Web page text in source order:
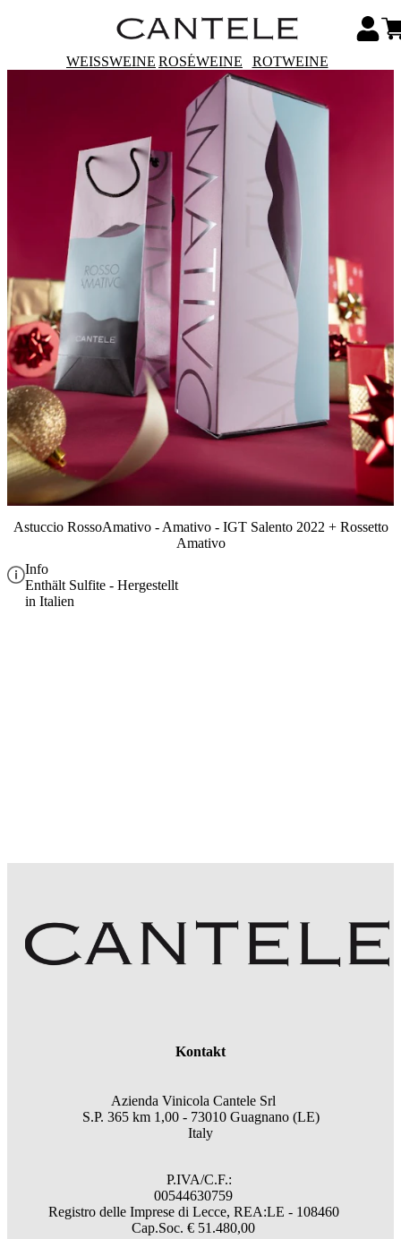
WEISSWEINE ROSÉWEINE ROTWEINE
Astuccio RossoAmativo - Amativo - IGT Salento 2022 + Rossetto
Amativo
Info
Enthält Sulfite - Hergestellt
in Italien
Kontakt
Azienda Vinicola Cantele Srl
S.P. 365 km 1,00 - 73010 Guagnano (LE)
Italy
P.IVA/C.F.:
00544630759
Registro delle Imprese di Lecce, REA:LE - 108460
Cap.Soc. € 51.480,00